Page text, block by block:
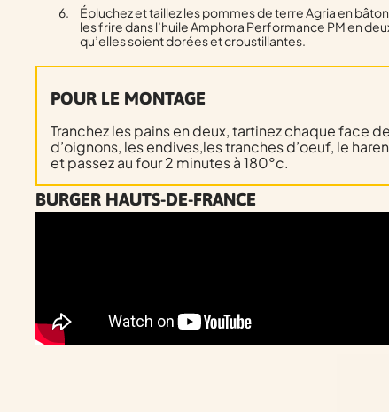
Épluchez et taillez les pommes de terre Agria en
les frire dans l’huile Amphora Performance PM en
qu’elles soient dorées et croustillantes.
POUR LE MONTAGE
Tranchez les pains en deux, tartinez chaque face
d’oignons, les endives,les tranches d’oeuf, le
et passez au four 2 minutes à 180°c.
BURGER HAUTS-DE-FRANCE